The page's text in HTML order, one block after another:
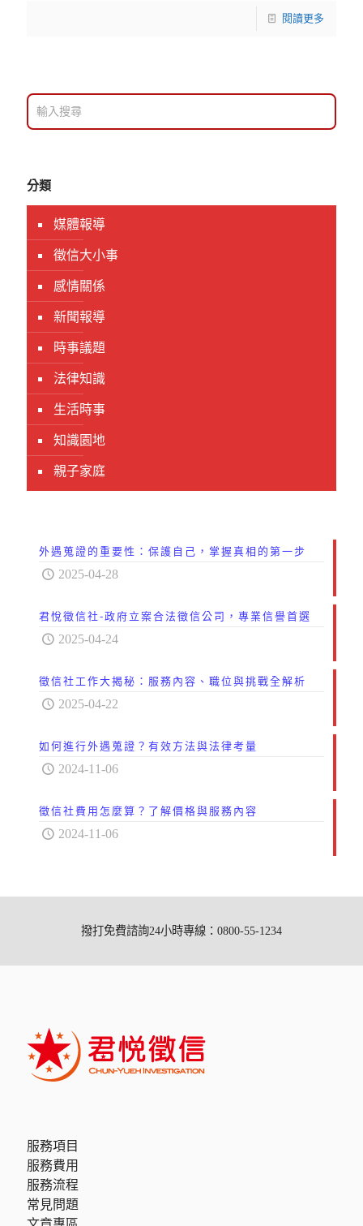
閱讀更多
分類
媒體報導
徵信大小事
感情關係
新聞報導
時事議題
法律知識
生活時事
知識園地
親子家庭
外遇蒐證的重要性：保護自己，掌握真相的第一步
2025-04-28
君悅徵信社-政府立案合法徵信公司，專業信譽首選
2025-04-24
徵信社工作大揭秘：服務內容、職位與挑戰全解析
2025-04-22
如何進行外遇蒐證？有效方法與法律考量
2024-11-06
徵信社費用怎麼算？了解價格與服務內容
2024-11-06
撥打免費諮詢24小時專線：0800-55-1234
服務項目
服務費用
服務流程
常見問題